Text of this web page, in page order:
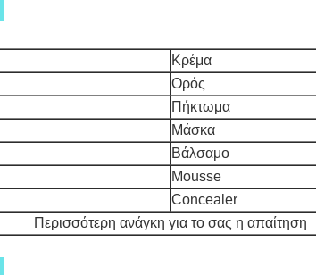
Κρέμα
Ορός
Πήκτωμα
Μάσκα
Βάλσαμο
Mousse
Concealer
Περισσότερη ανάγκη για το σας η απαίτηση